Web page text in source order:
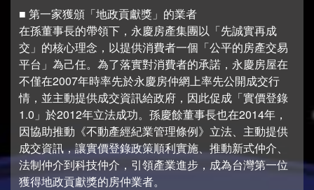
■ 第一家獲頒「地政貢獻獎」的業者
在孫董事長的帶領下，永慶房產集團以「先誠實再成
交」的核心理念，以提供消費者一個「公平的房產交易
平台」為己任。為了落實對消費者的承諾，永慶房屋在
不僅在2007年時率先於永慶房仲網上率先公開成交行
情，並主動提供成交資訊給政府，因此促成「實價登錄
1.0」於2012年立法成功。孫慶餘董事長也在2014年，
因協助推動《不動產經紀業管理條例》立法、主動提供
成交資訊，讓實價登錄政策順利實施、推動新式仲介、
法制仲介到科技仲介，引領產業進步，成為台灣第一位
獲得地政貢獻獎的房仲業者。